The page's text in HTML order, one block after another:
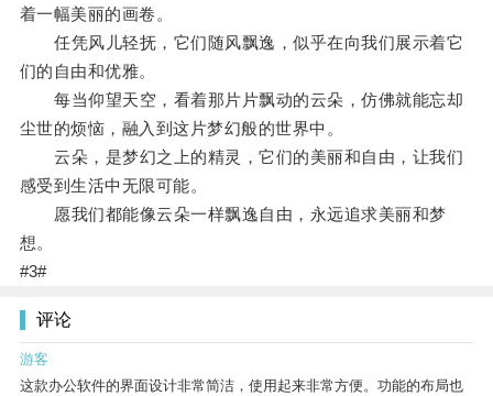
着一幅美丽的画卷。
任凭风儿轻抚，它们随风飘逸，似乎在向我们展示着它
们的自由和优雅。
每当仰望天空，看着那片片飘动的云朵，仿佛就能忘却
尘世的烦恼，融入到这片梦幻般的世界中。
云朵，是梦幻之上的精灵，它们的美丽和自由，让我们
感受到生活中无限可能。
愿我们都能像云朵一样飘逸自由，永远追求美丽和梦
想。
#3#
评论
游客
这款办公软件的界面设计非常简洁，使用起来非常方便。功能的布局也